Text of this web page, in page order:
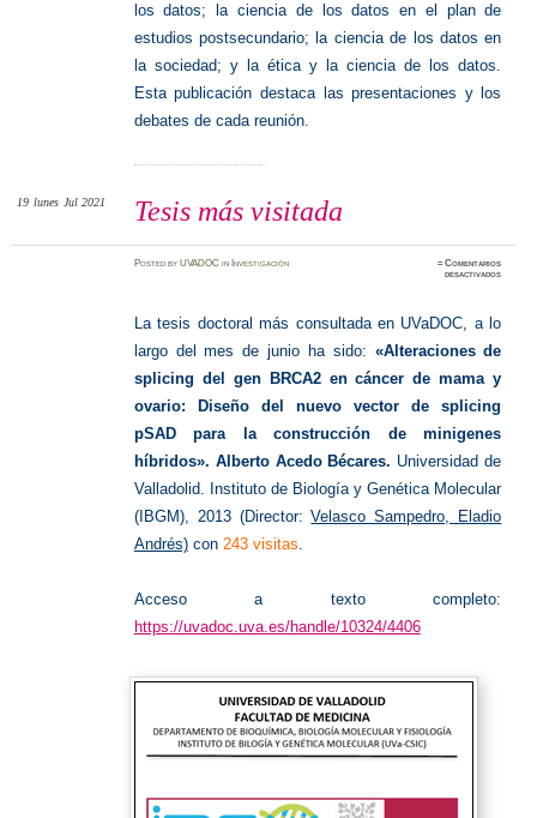
los datos; la ciencia de los datos en el plan de
estudios postsecundario; la ciencia de los datos en
la sociedad; y la ética y la ciencia de los datos.
Esta publicación destaca las presentaciones y los
debates de cada reunión.
Tesis más visitada
19 lunes Jul 2021
PostedbyUVADOC in Investigación ≈Comentarios
desactivadosen
La tesis doctoral más consultada en UVaDOC, a lo
largo del mes de junio ha sido: «Alteraciones de
splicing del gen BRCA2 en cáncer de mama y
ovario:
Diseño del nuevo vector de splicing
pSAD para la construcción de minigenes
híbridos». Alberto Acedo Bécares. Universidad de
Valladolid. Instituto de Biología y Genética Molecular
(IBGM), 2013 (Director:Velasco Sampedro, Eladio
Andrés) con 243 visitas.
Acceso a texto completo:
https://uvadoc.uva.es/handle/10324/4406